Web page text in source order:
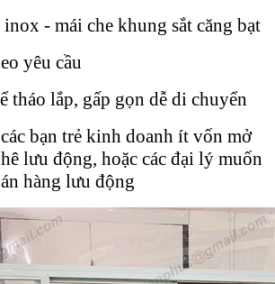
- mái che khung sắt căng bạt
yêu cầu
tháo lắp, gấp gọn dễ di chuyển
bạn trẻ kinh doanh ít vốn mở
lưu động, hoặc các đại lý muốn
hàng lưu động